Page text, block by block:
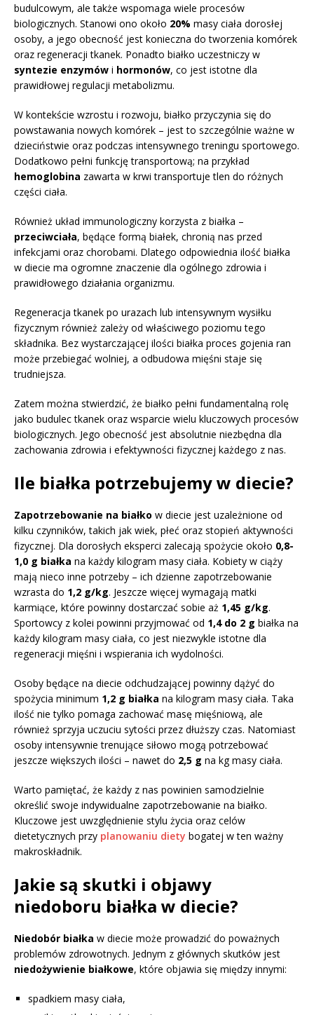
budulcowym, ale także wspomaga wiele procesów
biologicznych. Stanowi ono około 20% masy ciała dorosłej
osoby, a jego obecność jest konieczna do tworzenia komórek
oraz regeneracji tkanek. Ponadto białko uczestniczy w
syntezie enzymów i hormonów, co jest istotne dla
prawidłowej regulacji metabolizmu.
W kontekście wzrostu i rozwoju, białko przyczynia się do
powstawania nowych komórek – jest to szczególnie ważne w
dzieciństwie oraz podczas intensywnego treningu sportowego.
Dodatkowo pełni funkcję transportową; na przykład
hemoglobina zawarta w krwi transportuje tlen do różnych
części ciała.
Również układ immunologiczny korzysta z białka –
przeciwciała, będące formą białek, chronią nas przed
infekcjami oraz chorobami. Dlatego odpowiednia ilość białka
w diecie ma ogromne znaczenie dla ogólnego zdrowia i
prawidłowego działania organizmu.
Regeneracja tkanek po urazach lub intensywnym wysiłku
fizycznym również zależy od właściwego poziomu tego
składnika. Bez wystarczającej ilości białka proces gojenia ran
może przebiegać wolniej, a odbudowa mięśni staje się
trudniejsza.
Zatem można stwierdzić, że białko pełni fundamentalną rolę
jako budulec tkanek oraz wsparcie wielu kluczowych procesów
biologicznych. Jego obecność jest absolutnie niezbędna dla
zachowania zdrowia i efektywności fizycznej każdego z nas.
Ile białka potrzebujemy w diecie?
Zapotrzebowanie na białko w diecie jest uzależnione od
kilku czynników, takich jak wiek, płeć oraz stopień aktywności
fizycznej. Dla dorosłych eksperci zalecają spożycie około 0,8-
1,0 g białka na każdy kilogram masy ciała. Kobiety w ciąży
mają nieco inne potrzeby – ich dzienne zapotrzebowanie
wzrasta do 1,2 g/kg. Jeszcze więcej wymagają matki
karmiące, które powinny dostarczać sobie aż 1,45 g/kg.
Sportowcy z kolei powinni przyjmować od 1,4 do 2 g białka na
każdy kilogram masy ciała, co jest niezwykle istotne dla
regeneracji mięśni i wspierania ich wydolności.
Osoby będące na diecie odchudzającej powinny dążyć do
spożycia minimum 1,2 g białka na kilogram masy ciała. Taka
ilość nie tylko pomaga zachować masę mięśniową, ale
również sprzyja uczuciu sytości przez dłuższy czas. Natomiast
osoby intensywnie trenujące siłowo mogą potrzebować
jeszcze większych ilości – nawet do 2,5 g na kg masy ciała.
Warto pamiętać, że każdy z nas powinien samodzielnie
określić swoje indywidualne zapotrzebowanie na białko.
Kluczowe jest uwzględnienie stylu życia oraz celów
dietetycznych przy planowaniu diety bogatej w ten ważny
makroskładnik.
Jakie są skutki i objawy
niedoboru białka w diecie?
Niedobór białka w diecie może prowadzić do poważnych
problemów zdrowotnych. Jednym z głównych skutków jest
niedożywienie białkowe, które objawia się między innymi:
spadkiem masy ciała,